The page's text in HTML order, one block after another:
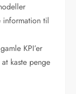
information til
KPI’er
kaste penge